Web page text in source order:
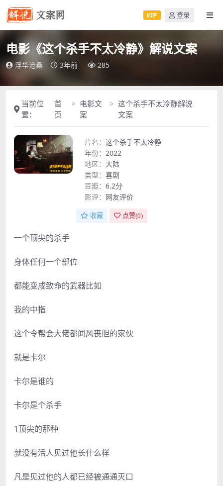
VIP 登录
电影《这个杀手不太冷静》解说文案
浮华沧桑 3年前 285
当前位
置：
首
页
电影文
案
这个杀手不太冷静解说
文案
片名： 这个杀手不太冷静
年份： 2022
地区： 大陆
类型： 喜剧
豆瓣： 6.2分
影评： 网友评价
收藏 点赞(0)
一个顶尖的杀手
身体任何一个部位
都能变成致命的武器比如
我的中指
这个令帮会大佬都闻风丧胆的家伙
就是卡尔
卡尔是谁的
卡尔是个杀手
1顶尖的那种
就没有活人见过他长什么样
凡是见过他的人都已经被通通灭口